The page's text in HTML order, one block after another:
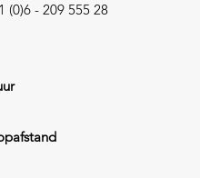
- 209 555 28